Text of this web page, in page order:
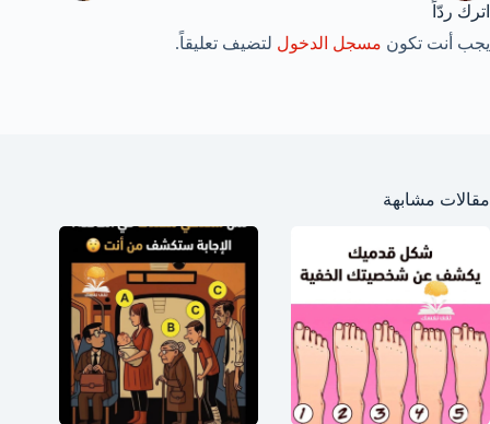
اترك ردّاً
يجب أنت تكون مسجل الدخول لتضيف تعليقاً.
مقالات مشابهة